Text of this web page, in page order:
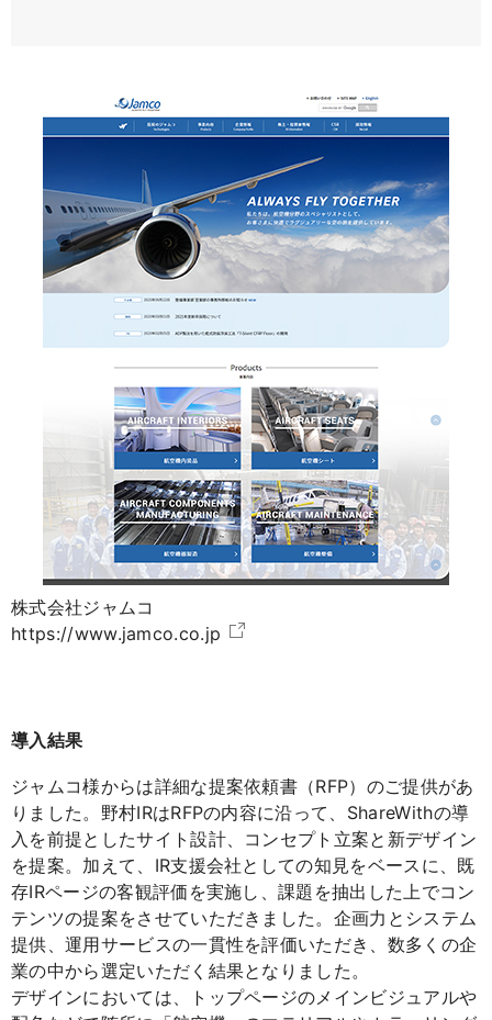
株式会社ジャムコ
https://www.jamco.co.jp
導入結果
ジャムコ様からは詳細な提案依頼書（RFP）のご提供があ
りました。野村IRはRFPの内容に沿って、ShareWithの導
入を前提としたサイト設計、コンセプト立案と新デザイン
を提案。加えて、IR支援会社としての知見をベースに、既
存IRページの客観評価を実施し、課題を抽出した上でコン
テンツの提案をさせていただきました。企画力とシステム
提供、運用サービスの一貫性を評価いただき、数多くの企
業の中から選定いただく結果となりました。
デザインにおいては、トップページのメインビジュアルや